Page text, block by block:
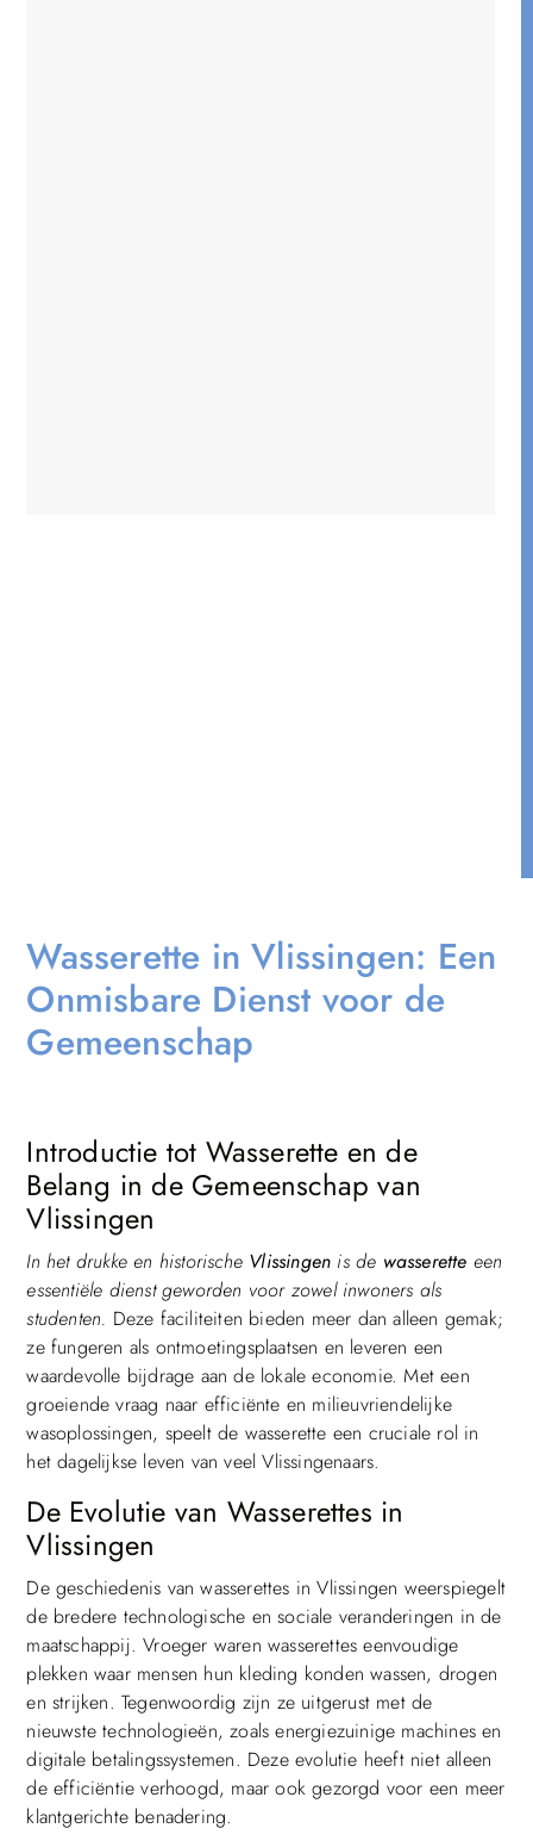
Wasserette in Vlissingen: Een
Onmisbare Dienst voor de
Gemeenschap
Introductie tot Wasserette en de
Belang in de Gemeenschap van
Vlissingen
In het drukke en historische Vlissingen is de wasserette een
essentiële dienst geworden voor zowel inwoners als
studenten. Deze faciliteiten bieden meer dan alleen gemak;
ze fungeren als ontmoetingsplaatsen en leveren een
waardevolle bijdrage aan de lokale economie. Met een
groeiende vraag naar efficiënte en milieuvriendelijke
wasoplossingen, speelt de wasserette een cruciale rol in
het dagelijkse leven van veel Vlissingenaars.
De Evolutie van Wasserettes in
Vlissingen
De geschiedenis van wasserettes in Vlissingen weerspiegelt
de bredere technologische en sociale veranderingen in de
maatschappij. Vroeger waren wasserettes eenvoudige
plekken waar mensen hun kleding konden wassen, drogen
en strijken. Tegenwoordig zijn ze uitgerust met de
nieuwste technologieën, zoals energiezuinige machines en
digitale betalingssystemen. Deze evolutie heeft niet alleen
de efficiëntie verhoogd, maar ook gezorgd voor een meer
klantgerichte benadering.